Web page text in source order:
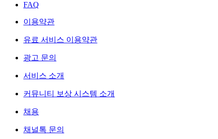
FAQ
이용약관
유료 서비스 이용약관
광고 문의
서비스 소개
커뮤니티 보상 시스템 소개
채용
채널톡 문의